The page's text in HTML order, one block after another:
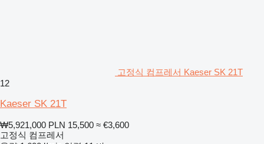
고정식 컴프레서 Kaeser SK 21T
12
Kaeser SK 21T
₩5,921,000 PLN 15,500 ≈ €3,600
고정식 컴프레서